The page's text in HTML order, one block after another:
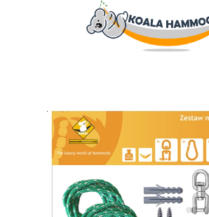
TIENDAS
HÁGATE EL DISTRIBUDOR
CONTACTO